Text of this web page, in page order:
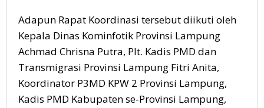
Adapun Rapat Koordinasi tersebut diikuti oleh
Kepala Dinas Kominfotik Provinsi Lampung
Achmad Chrisna Putra, Plt. Kadis PMD dan
Transmigrasi Provinsi Lampung Fitri Anita,
Koordinator P3MD KPW 2 Provinsi Lampung,
Kadis PMD Kabupaten se-Provinsi Lampung,